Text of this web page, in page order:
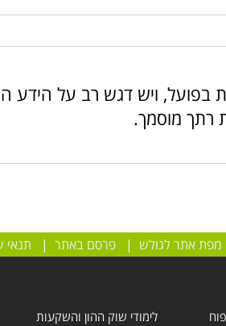
בפועל, ויש דגש רב על הידע
רתך מוסמך.
מפת אתר לגולש |פרסם באתר | תנאי
לימודי שוק ההון והשקעות